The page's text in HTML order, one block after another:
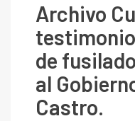
Archivo
de
al
Castro.